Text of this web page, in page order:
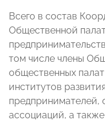
Всего в состав
Общественной
том числе члены
общественных
институтов
предпринимателей,
ассоциаций, а